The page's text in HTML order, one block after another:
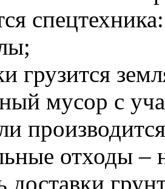
грузится
мусор с
отходы –
доставки